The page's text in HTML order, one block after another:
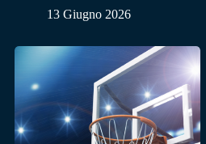
13 Giugno 2026